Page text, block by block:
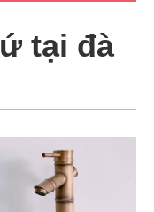
tại đà